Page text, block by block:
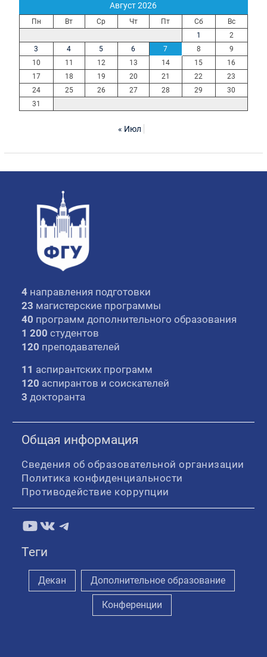
Август 2026
Пн Вт Ср Чт Пт Сб
Вс
1
2
3
4 5 6 7 8
9
10
11 12 13 14 15
16
17
18 19 20 21 22
23
24
25 26 27 28 29
30
31
« Июл
4 направления подготовки
23 магистерские программы
40 программ дополнительного образования
1 200 студентов
120 преподавателей
11 аспирантских программ
120 аспирантов и соискателей
3 докторанта
Общая информация
Сведения об образовательной организации
Политика конфиденциальности
Противодействие коррупции
YouTube
ВКонтакте
Telegram
Теги
Декан Дополнительное образование
Конференции